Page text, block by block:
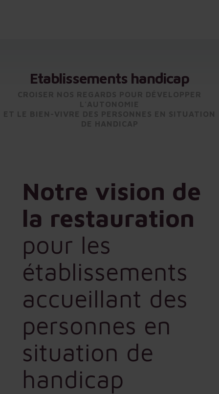
Etablissements handicap
Notre vision de
la restauration
pour les
établissements
accueillant des
personnes en
situation de
handicap